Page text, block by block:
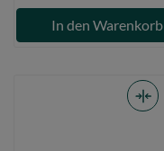
In den Warenkorb